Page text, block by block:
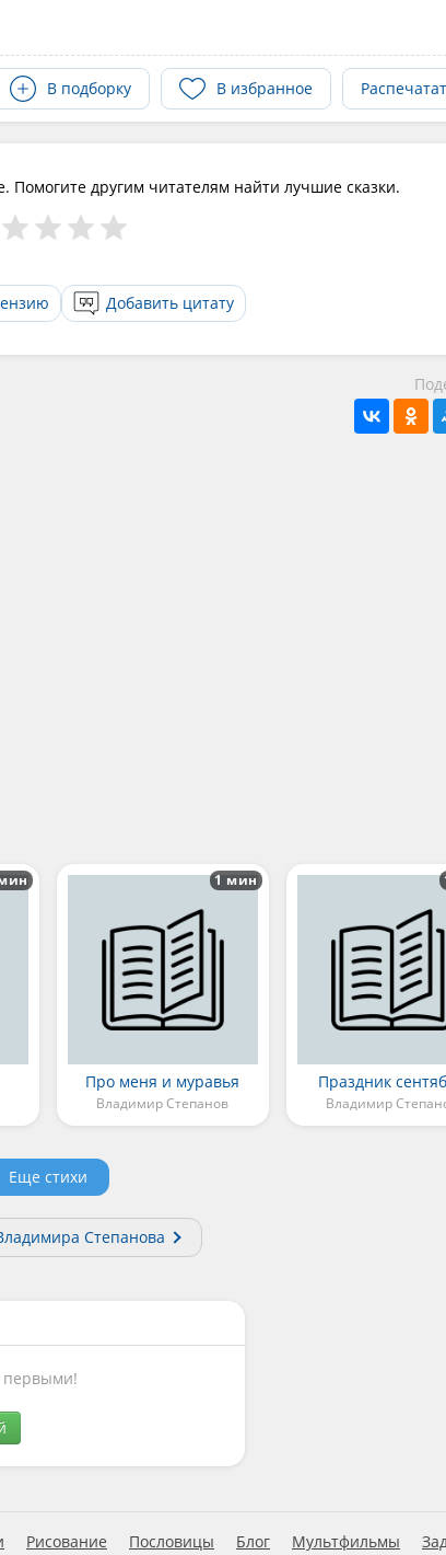
В подборку В избранное
Помогите другим читателям найти лучшие сказки.
Добавить цитату
Про меня и муравья
Владимир Степанов
1 мин
Праздник
Владимир
Еще стихи
Степанова
первыми!
Рисование Пословицы Блог Мультфильмы